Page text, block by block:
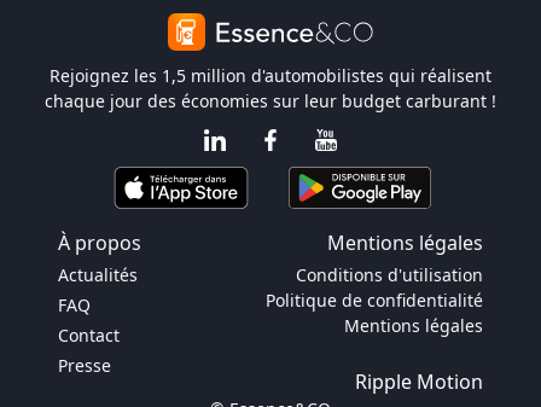
Rejoignez les 1,5 million d'automobilistes qui réalisent
chaque jour des économies sur leur budget carburant !
À propos Mentions légales
Actualités
FAQ
Contact
Presse
Conditions d'utilisation
Politique de confidentialité
Mentions légales
Ripple Motion